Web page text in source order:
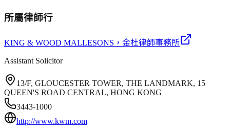
所屬律師行
KING & WOOD MALLESONS ，金杜律師事務所
Assistant Solicitor
13/F, GLOUCESTER TOWER, THE LANDMARK, 15
QUEEN'S ROAD CENTRAL, HONG KONG
3443-1000
http://www.kwm.com